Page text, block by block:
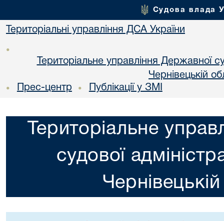
Судова влада
Територіальні управління ДСА України
•
Територіальне управління Державної
Чернiвецькій
• Прес-центр • Публікації у ЗМІ
Територіальне
судової